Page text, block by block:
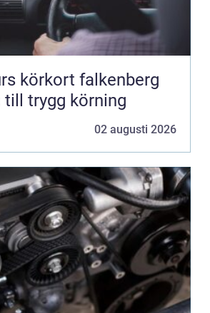
körkort falkenberg
till trygg körning
02 augusti 2026